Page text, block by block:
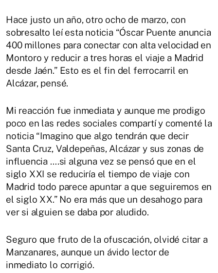
Hace justo un año, otro ocho de marzo, con
sobresalto leí esta noticia “Óscar Puente anuncia
400 millones para conectar con alta velocidad en
Montoro y reducir a tres horas el viaje a Madrid
desde Jaén.” Esto es el fin del ferrocarril en
Alcázar, pensé.
Mi reacción fue inmediata y aunque me prodigo
poco en las redes sociales compartí y comenté la
noticia “Imagino que algo tendrán que decir
Santa Cruz, Valdepeñas, Alcázar y sus zonas de
influencia ….si alguna vez se pensó que en el
siglo XXI se reduciría el tiempo de viaje con
Madrid todo parece apuntar a que seguiremos en
el siglo XX.” No era más que un desahogo para
ver si alguien se daba por aludido.
Seguro que fruto de la ofuscación, olvidé citar a
Manzanares, aunque un ávido lector de
inmediato lo corrigió.